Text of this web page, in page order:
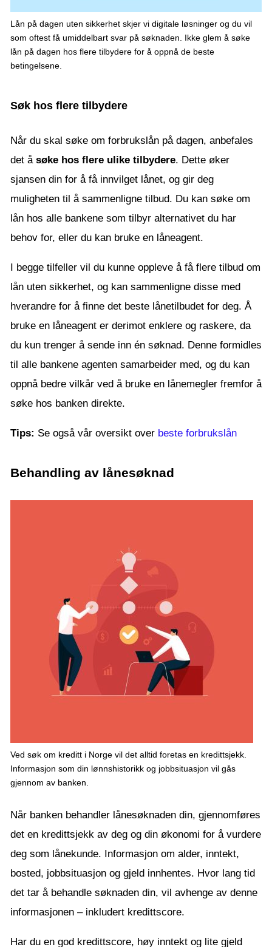
Lån på dagen uten sikkerhet skjer vi digitale løsninger og du vil
som oftest få umiddelbart svar på søknaden. Ikke glem å søke
lån på dagen hos flere tilbydere for å oppnå de beste
betingelsene.
Søk hos flere tilbydere
Når du skal søke om forbrukslån på dagen, anbefales
det å søke hos flere ulike tilbydere. Dette øker
sjansen din for å få innvilget lånet, og gir deg
muligheten til å sammenligne tilbud. Du kan søke om
lån hos alle bankene som tilbyr alternativet du har
behov for, eller du kan bruke en låneagent.
I begge tilfeller vil du kunne oppleve å få flere tilbud om
lån uten sikkerhet, og kan sammenligne disse med
hverandre for å finne det beste lånetilbudet for deg. Å
bruke en låneagent er derimot enklere og raskere, da
du kun trenger å sende inn én søknad. Denne formidles
til alle bankene agenten samarbeider med, og du kan
oppnå bedre vilkår ved å bruke en lånemegler fremfor å
søke hos banken direkte.
Tips: Se også vår oversikt over beste forbrukslån
Behandling av lånesøknad
Ved søk om kreditt i Norge vil det alltid foretas en kredittsjekk.
Informasjon som din lønnshistorikk og jobbsituasjon vil gås
gjennom av banken.
Når banken behandler lånesøknaden din, gjennomføres
det en kredittsjekk av deg og din økonomi for å vurdere
deg som lånekunde. Informasjon om alder, inntekt,
bosted, jobbsituasjon og gjeld innhentes. Hvor lang tid
det tar å behandle søknaden din, vil avhenge av denne
informasjonen – inkludert kredittscore.
Har du en god kredittscore, høy inntekt og lite gjeld